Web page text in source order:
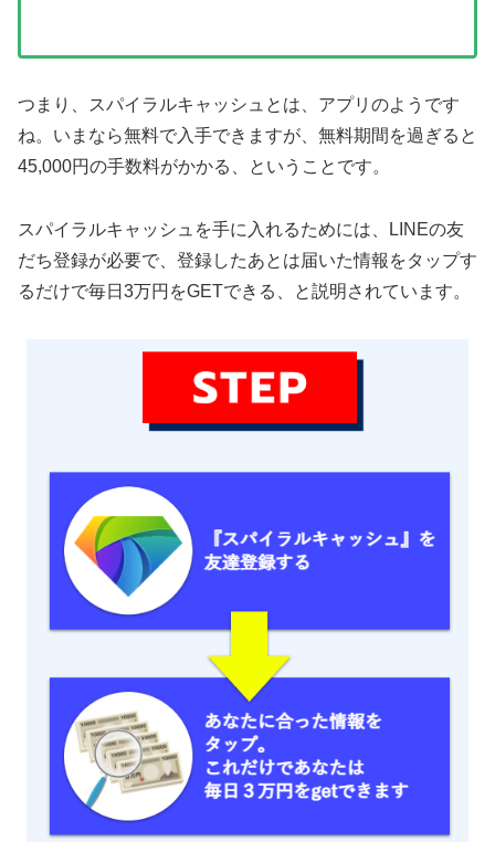
つまり、スパイラルキャッシュとは、アプリのようです
ね。いまなら無料で入手できますが、無料期間を過ぎると
45,000円の手数料がかかる、ということです。
スパイラルキャッシュを手に入れるためには、LINEの友
だち登録が必要で、登録したあとは届いた情報をタップす
るだけで毎日3万円をGETできる、と説明されています。